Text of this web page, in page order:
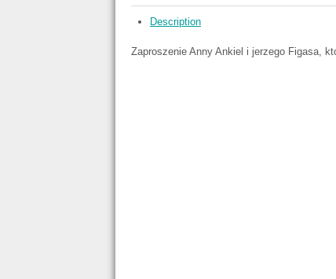
Description
Zaproszenie Anny Ankiel i jerzego Figasa,